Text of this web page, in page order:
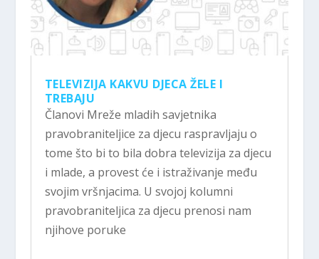
TELEVIZIJA KAKVU DJECA ŽELE I
TREBAJU
Članovi Mreže mladih savjetnika
pravobraniteljice za djecu raspravljaju o
tome što bi to bila dobra televizija za djecu
i mlade, a provest će i istraživanje među
svojim vršnjacima. U svojoj kolumni
pravobraniteljica za djecu prenosi nam
njihove poruke